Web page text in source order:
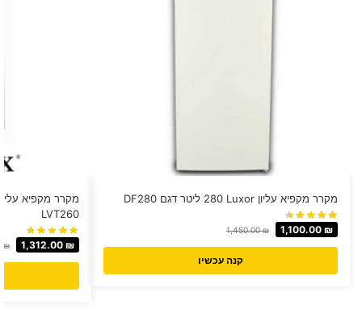
מקרר מקפיא עליון Luxor ‏280 ‏ליטר דגם DF280
1,450.00₪ 1,100.00 ₪
קנה עכשיו
LVT260
₪ 1,312.00 ₪